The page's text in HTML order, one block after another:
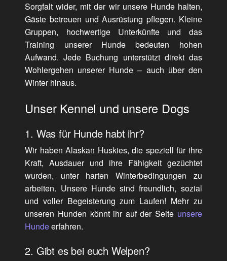
Sorgfalt wider, mit der wir unsere Hunde halten,
Gäste betreuen und Ausrüstung pflegen. Kleine
Gruppen, hochwertige Unterkünfte und das
Training unserer Hunde bedeuten hohen
Aufwand. Jede Buchung unterstützt direkt das
Wohlergehen unserer Hunde – auch über den
Winter hinaus.
Unser Kennel und unsere Dogs
1. Was für Hunde habt ihr?
Wir haben Alaskan Huskies, die speziell für ihre
Kraft, Ausdauer und ihre Fähigkeit gezüchtet
wurden, unter harten Winterbedingungen zu
arbeiten. Unsere Hunde sind freundlich, sozial
und voller Begeisterung zum Laufen! Mehr zu
unseren Hunden könnt ihr auf der Seite unsere
Hundeerfahren.
2. Gibt es bei euch Welpen?